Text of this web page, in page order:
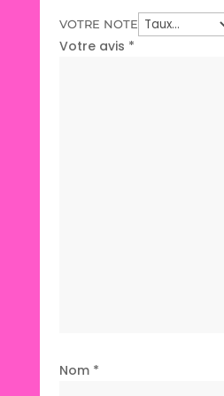
VOTRE NOTE
Votre avis *
Nom *